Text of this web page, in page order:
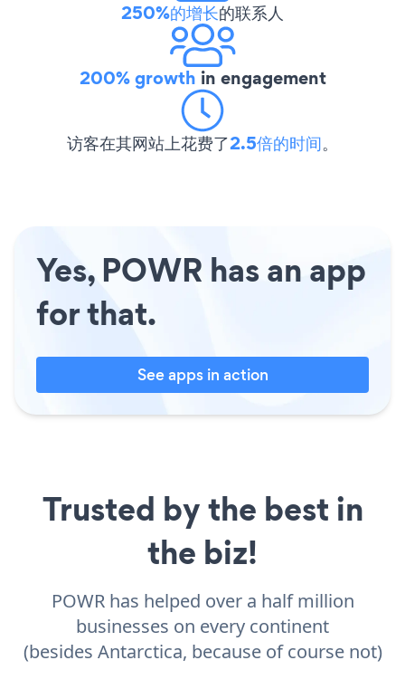
250%的增长的联系人
200% growth in engagement
访客在其网站上花费了2.5倍的时间。
Yes, POWR has an app
for that.
See apps in action
Trusted by the best in
the biz!
POWR has helped over a half million
businesses on every continent
(besides Antarctica, because of course not)